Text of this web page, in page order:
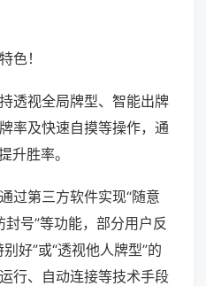
色！
透视全局牌型、智能出牌
率及快速自摸等操作，通
升胜率。
过第三方软件实现“随意
封号”等功能，部分用户反
好”或“透视他人牌型”的
行、自动连接等技术手段